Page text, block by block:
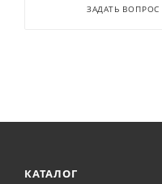
ЗАДАТЬ ВОПРОС
КАТАЛОГ